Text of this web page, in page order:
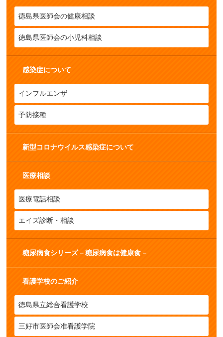
徳島県医師会の健康相談
徳島県医師会の小児科相談
感染症について
インフルエンザ
予防接種
新型コロナウイルス感染症について
医療相談
医療電話相談
エイズ診断・相談
糖尿病食シリーズ－糖尿病食は健康食－
看護学校のご紹介
徳島県立総合看護学校
三好市医師会准看護学院